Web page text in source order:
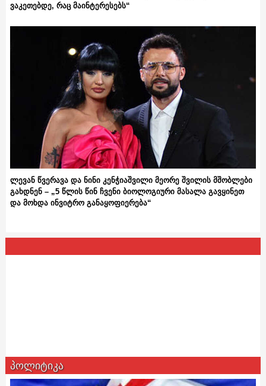
ვაკეთებდე, რაც მაინტერესებს“
ლევან წვერავა და ნინი კენჭიაშვილი მეორე შვილის მშობლები
გახდნენ – „5 წლის წინ ჩვენი ბიოლოგიური მასალა გავყინეთ
და მოხდა ინვიტრო განაყოფიერება“
პოლიტიკა